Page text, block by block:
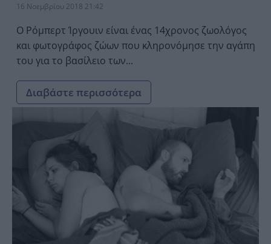
16 Νοεμβρίου 2018 21:42
Ο Ρόμπερτ Ίργουιν είναι ένας 14χρονος ζωολόγος
και φωτογράφος ζώων που κληρονόμησε την αγάπη
του για το βασίλειο των...
Διαβάστε περισσότερα